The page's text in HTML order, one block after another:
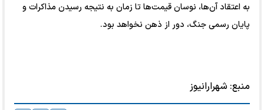
به اعتقاد آن‌ها، نوسان قیمت‌ها تا زمان به نتیجه رسیدن مذاکرات و
پایان رسمی جنگ، دور از ذهن نخواهد بود.
منبع: شهرارانیوز